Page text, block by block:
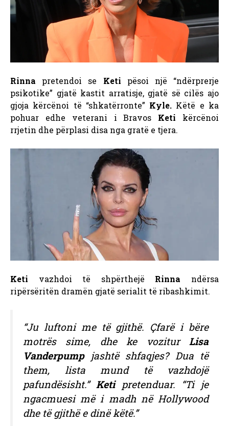
Rinna pretendoi se Keti pësoi një “ndërprerje
psikotike” gjatë kastit arratisje, gjatë së cilës ajo
gjoja kërcënoi të “shkatërronte” Kyle. Këtë e ka
pohuar edhe veterani i Bravos Keti kërcënoi
rrjetin dhe përplasi disa nga gratë e tjera.
Keti vazhdoi të shpërthejë Rinna ndërsa
ripërsëritën dramën gjatë serialit të ribashkimit.
“Ju luftoni me të gjithë. Çfarë i bëre
motrës sime, dhe ke vozitur Lisa
Vanderpump jashtë shfaqjes? Dua të
them, lista mund të vazhdojë
pafundësisht.” Keti pretenduar. “Ti je
ngacmuesi më i madh në Hollywood
dhe të gjithë e dinë këtë.”